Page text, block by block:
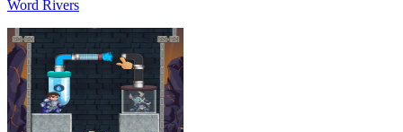
Word Rivers